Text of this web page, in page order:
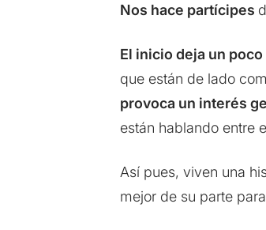
Nos hace partícipes
El inicio deja un
que están de lado
provoca un interés
están hablando entre
Así pues, viven una
mejor de su parte